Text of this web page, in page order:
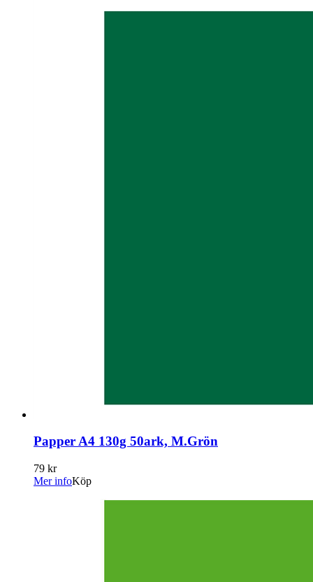
Papper A4 130g 50ark, M.Grön
79 kr
Mer infoKöp